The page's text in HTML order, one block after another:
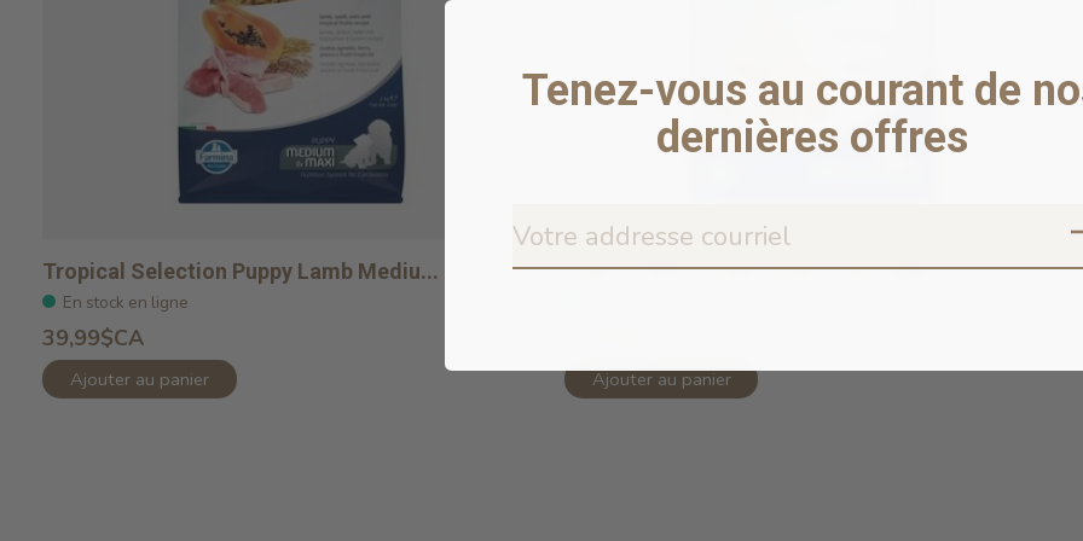
Tropical Selection Puppy Lamb Mediu...
En stock en ligne
39,99$CA
Ajouter au panier
Copy of N&D Ocean Grain Free Puppy ...
Ajouter au panier
Tenez-vous au courant de
dernières offres